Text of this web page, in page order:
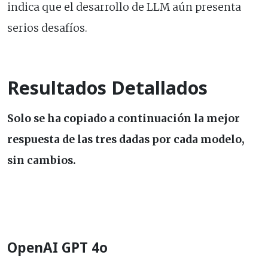
indica que el desarrollo de LLM aún presenta
serios desafíos.
Resultados Detallados
Solo se ha copiado a continuación la mejor
respuesta de las tres dadas por cada modelo,
sin cambios.
OpenAI GPT 4o